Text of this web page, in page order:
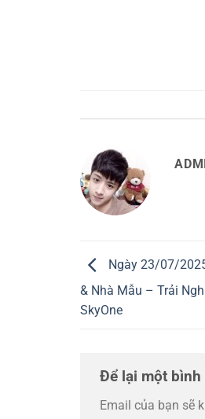
Ngày 23/07/
& Nhà Mẫu – Trải
SkyOne
Để lại một bình
Email của bạn sẽ